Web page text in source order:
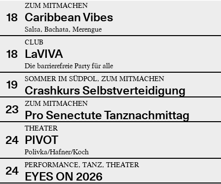
18
ZUM MITMACHEN
Caribbean Vibes
Salsa, Bachata, Merengue
18
CLUB
LaVIVA
Die barrierefreie Party für alle
19 SOMMER IM SÜDPOL, ZUM MITMACHEN
Crashkurs Selbstverteidigung
23
ZUM MITMACHEN
Pro Senectute Tanznachmittag
24
THEATER
PIVOT
Polivka/Hafner/Koch
24 PERFORMANCE, TANZ, THEATER
EYES ON 2026